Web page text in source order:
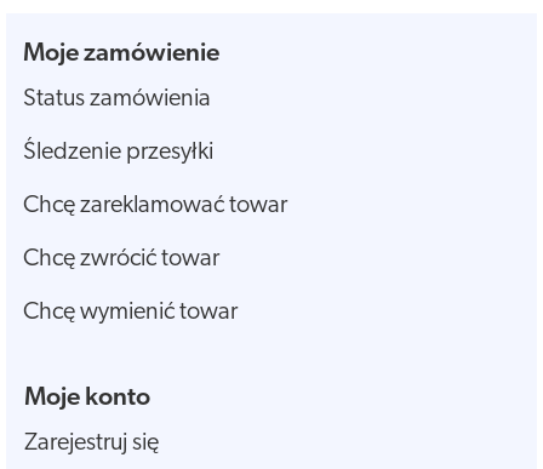
Moje zamówienie
Status zamówienia
Śledzenie przesyłki
Chcę zareklamować towar
Chcę zwrócić towar
Chcę wymienić towar
Moje konto
Zarejestruj się